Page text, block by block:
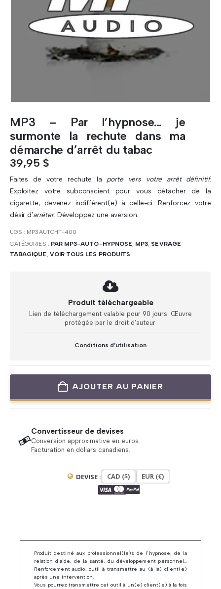
MP3 – Par l’hypnose… je
surmonte la rechute dans ma
démarche d’arrêt du tabac
39,95 $
Faites de votre rechute la porte vers votre arrêt définitif.
Exploitez votre subconscient pour vous détacher de la
cigarette; devenez indifférent(e) à celle-ci. Renforcez votre
désir d’arrêter. Développez une aversion.
UGS : MP3AUTOHT-400
CATÉGORIES : PAR MP3-AUTO-HYPNOSE, MP3, SEVRAGE
TABAGIQUE , VOIR TOUS LES PRODUITS
Produit téléchargeable
Lien de téléchargement valable pour 90 jours. Œuvre
protégée par le droit d’auteur.
Conditions d’utilisation
AJOUTER AU PANIER
Convertisseur de devises
Conversion approximative en euros.
Facturation en dollars canadiens.
DEVISE : CAD ($) EUR (€)
Produit destiné aux professionnel(le)s de l’hypnose, de la
relation d’aide, de la santé, du développement personnel…
Renforcement audio, outil à transmettre au (à la) client(e)
après une intervention.
Vous pourrez transmettre cet outil à un(e) client(e) à la fois